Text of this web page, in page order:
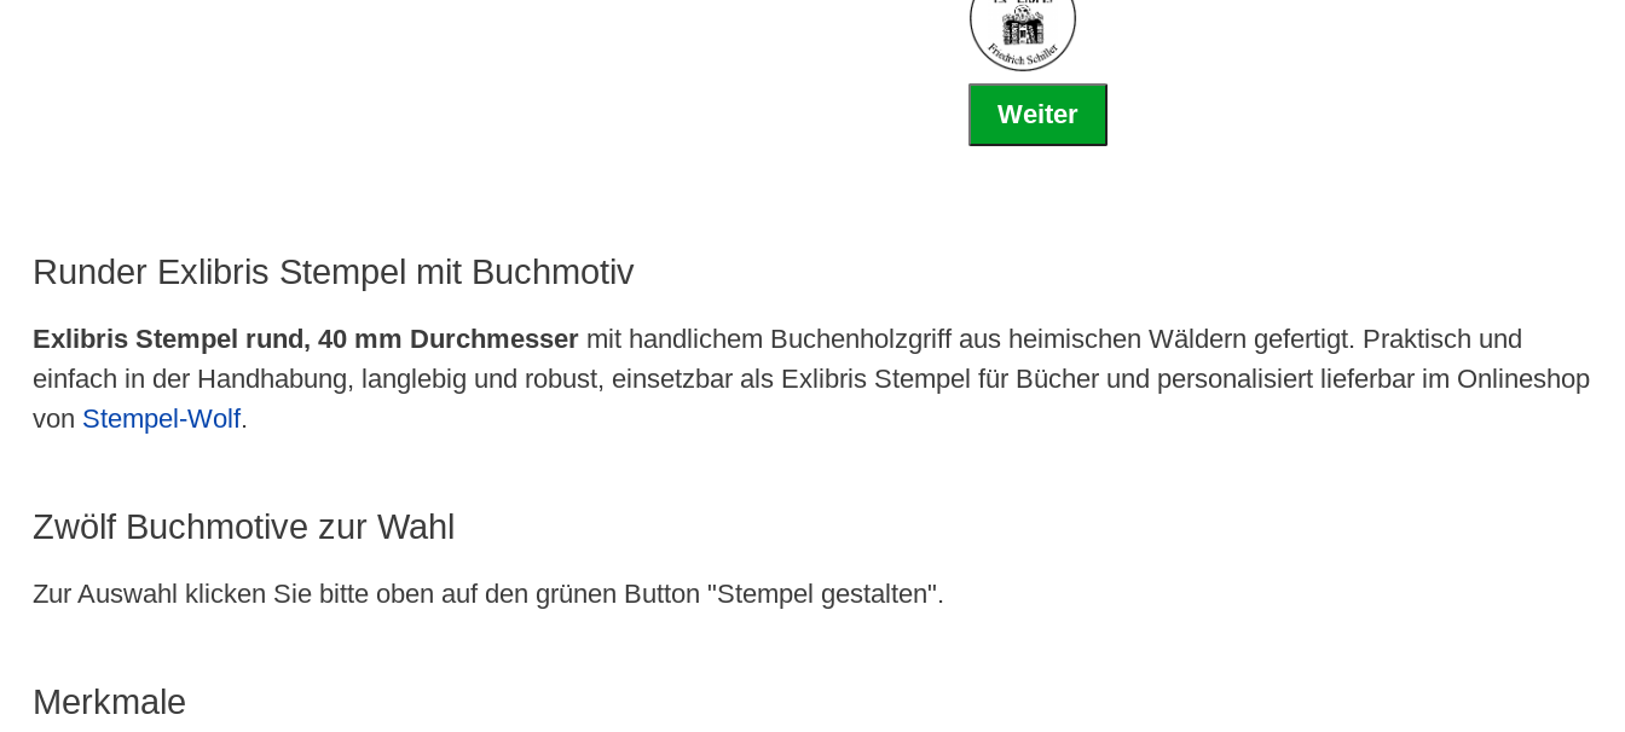
Weiter
Runder Exlibris Stempel mit Buchmotiv
Exlibris Stempel rund, 40 mm Durchmessermit handlichem Buchenholzgriff aus heimischen Wäldern gefertigt. Praktisch und
einfach in der Handhabung, langlebig und robust, einsetzbar als Exlibris Stempel für Bücher und personalisiert lieferbar im Onlineshop
von Stempel-Wolf.
Zwölf Buchmotive zur Wahl
Zur Auswahl klicken Sie bitte oben auf den grünen Button "Stempel gestalten".
Merkmale